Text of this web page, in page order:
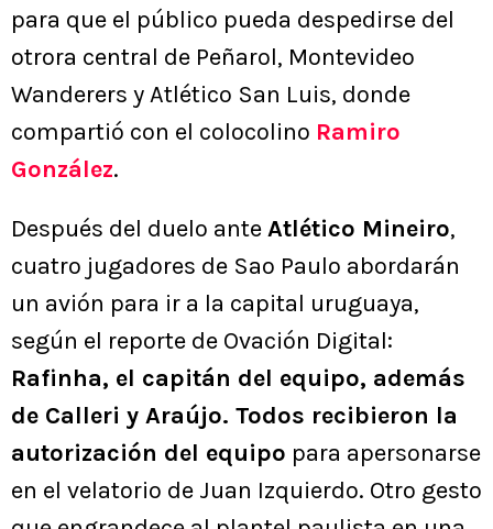
para que el público pueda despedirse del
otrora central de Peñarol, Montevideo
Wanderers y Atlético San Luis, donde
compartió con el colocolino Ramiro
González.
Después del duelo anteAtlético Mineiro,
cuatro jugadores de Sao Paulo abordarán
un avión para ir a la capital uruguaya,
según el reporte de Ovación Digital:
Rafinha, el capitán del equipo, además
de Calleri y Araújo. Todos recibieron la
autorización del equipo para apersonarse
en el velatorio de Juan Izquierdo. Otro gesto